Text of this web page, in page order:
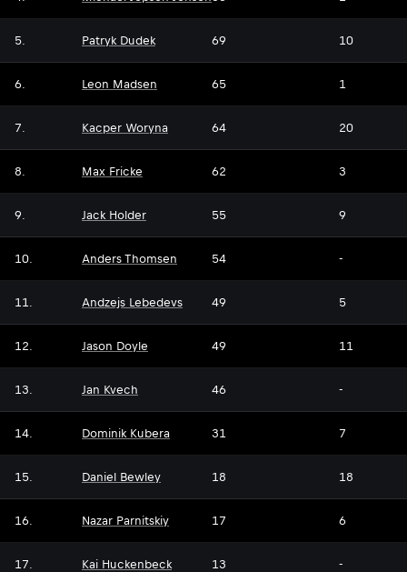
5. Patryk Dudek 69 10
6. Leon Madsen 65 1
7. Kacper Woryna 64 20
8. Max Fricke 62 3
9. Jack Holder 55 9
10. Anders Thomsen 54 -
11. Andzejs Lebedevs 49 5
12. Jason Doyle 49 11
13. Jan Kvech 46 -
14. Dominik Kubera 31 7
15. Daniel Bewley 18 18
16. Nazar Parnitskiy 17 6
17. Kai Huckenbeck 13 -